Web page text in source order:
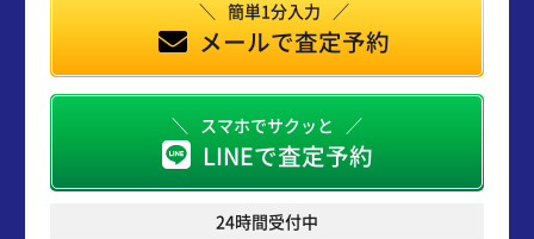
簡単1分入力
メールで査定予約
スマホでサクッと
LINEで査定予約
24時間受付中